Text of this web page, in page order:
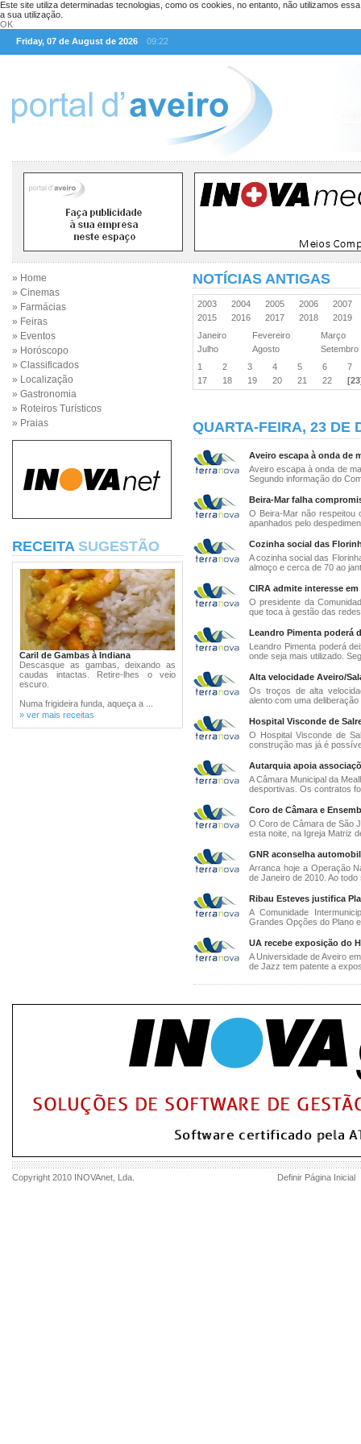
Este site utiliza determinadas tecnologias, como os cookies, no entanto, não utilizamos
a sua utilização.
OK
Friday, 07 de August de 2026
09:22
» Home
» Cinemas
» Farmácias
» Feiras
» Eventos
» Horóscopo
» Classificados
» Localização
» Gastronomia
» Roteiros Turísticos
» Praias
RECEITA SUGESTÃO
Caril de Gambas à Indiana
Descasque as gambas, deixando as
caudas intactas. Retire-lhes o veio
escuro.
Numa frigideira funda, aqueça a ...
» ver mais receitas
NOTÍCIAS ANTIGAS
2003 2004 2005 2006
2007
2015
2016 2017 2018
2019
Janeiro
Fevereiro
Março
Julho
Agosto
1
2 3 4 5 6
7
17
18 19 20 21 22
QUARTA-FEIRA, 23 DE
Aveiro escapa à onda de
Aveiro escapa à onda de
Segundo informação do
Beira-Mar falha
O Beira-Mar não respeitou
apanhados pelo
Cozinha social das
A cozinha social das
almoço e cerca de 70 ao
CIRA admite interesse
O presidente da
que toca à gestão das
Leandro Pimenta poderá
Leandro Pimenta poderá
onde seja mais utilizado.
Alta velocidade Aveiro/
Os troços de alta
alento com uma
Hospital Visconde de
O Hospital Visconde de
construção mas já é
Autarquia apoia
A Câmara Municipal da
desportivas. Os contratos
Coro de Câmara e
O Coro de Câmara de São
esta noite, na Igreja Matriz
GNR aconselha
Arranca hoje a Operação
de Janeiro de 2010. Ao
Ribau Esteves justifica
A Comunidade
Grandes Opções do Plano
UA recebe exposição do
A Universidade de Aveiro
de Jazz tem patente a
Copyright 2010 INOVAnet , Lda. Definir Página Inicial